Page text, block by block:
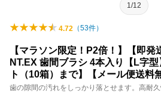
1/12
4.72 （53件）
【マラソン限定！P2倍！】【即発
NT.EX 歯間ブラシ 4本入り【L字
ト（10箱）まで】【メール便送料
歯の隙間の汚れをしっかり落とせます。高耐